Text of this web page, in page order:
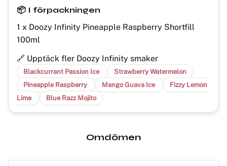
📦 I förpackningen
1 x Doozy Infinity Pineapple Raspberry Shortfill
100ml
🔗 Upptäck fler Doozy Infinity smaker
Blackcurrant Passion Ice
Strawberry Watermelon
Pineapple Raspberry
Mango Guava Ice
Fizzy Lemon
Lime
Blue Razz Mojito
Omdömen